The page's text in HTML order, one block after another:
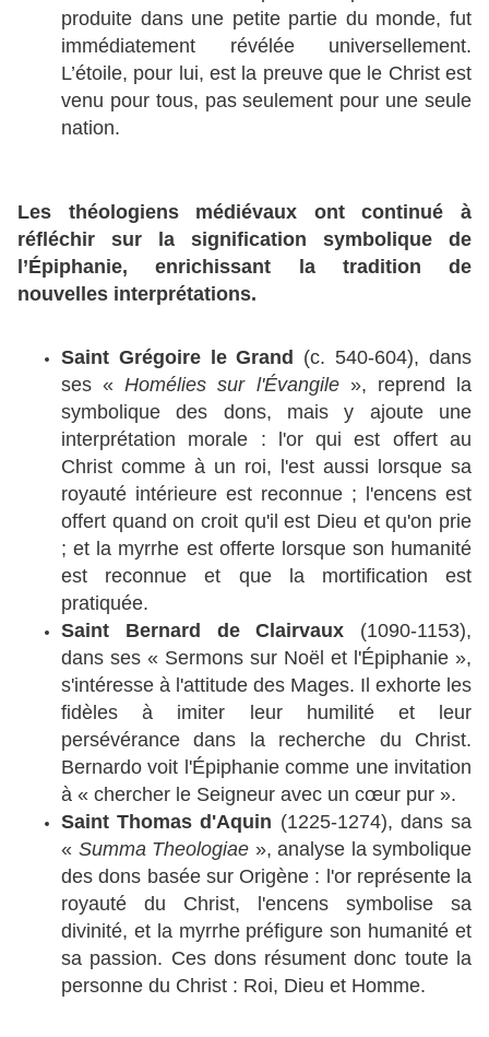
produite dans une petite partie du monde, fut
immédiatement révélée universellement.
L’étoile, pour lui, est la preuve que le Christ est
venu pour tous, pas seulement pour une seule
nation.
Les théologiens médiévaux ont continué à
réfléchir sur la signification symbolique de
l’Épiphanie, enrichissant la tradition de
nouvelles interprétations.
Saint Grégoire le Grand
(c. 540-604), dans
ses «Homélies sur l'Évangile», reprend la
symbolique des dons, mais y ajoute une
interprétation morale : l'or qui est offert au
Christ comme à un roi, l'est aussi lorsque sa
royauté intérieure est reconnue ; l'encens est
offert quand on croit qu'il est Dieu et qu'on prie
; et la myrrhe est offerte lorsque son humanité
est reconnue et que la mortification est
pratiquée.
Saint Bernard de Clairvaux (1090-1153),
dans ses « Sermons sur Noël et l'Épiphanie »,
s'intéresse à l'attitude des Mages. Il exhorte les
fidèles à imiter leur humilité et leur
persévérance dans la recherche du Christ.
Bernardo voit l'Épiphanie comme une invitation
à « chercher le Seigneur avec un cœur pur ».
Saint Thomas d'Aquin (1225-1274), dans sa
« Summa Theologiae », analyse la symbolique
des dons basée sur Origène : l'or représente la
royauté du Christ, l'encens symbolise sa
divinité, et la myrrhe préfigure son humanité et
sa passion. Ces dons résument donc toute la
personne du Christ : Roi, Dieu et Homme.